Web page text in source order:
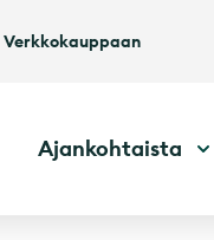
Verkkokauppaan
Ajankohtaista